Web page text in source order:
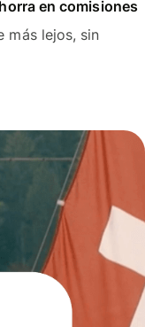
en comisiones
más lejos, sin